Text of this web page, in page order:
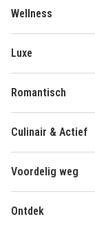
Wellness
Luxe
Romantisch
Culinair & Actief
Voordelig weg
Ontdek